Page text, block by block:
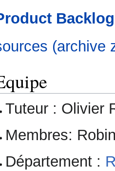
Backlog
(archive
Tuteur : Olivier
Membres:
Département :